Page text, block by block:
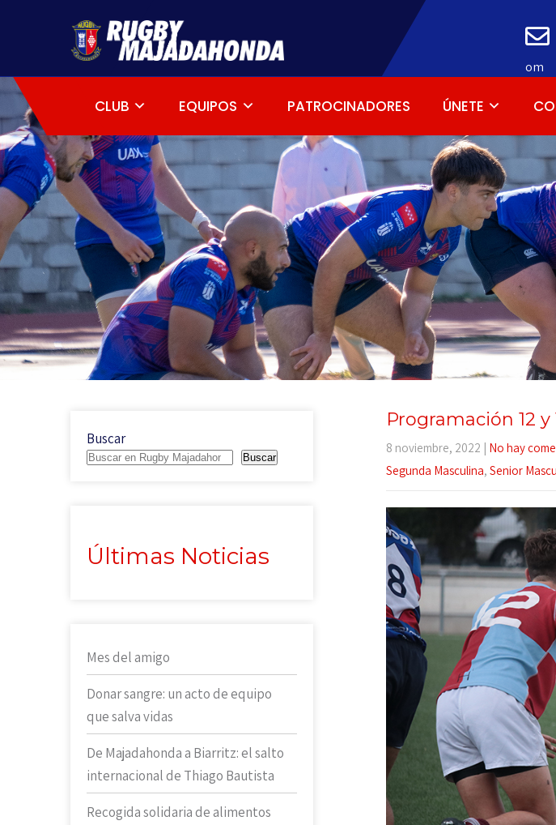
om
CLUB EQUIPOS PATROCINADORES ÚNETE
Programación 12
8 noviembre, 2022 No hay
Segunda Masculina, Senior
Buscar
Buscar
Últimas Noticias
Mes del amigo
Donar sangre: un acto de equipo
que salva vidas
De Majadahonda a Biarritz: el salto
internacional de Thiago Bautista
Recogida solidaria de alimentos